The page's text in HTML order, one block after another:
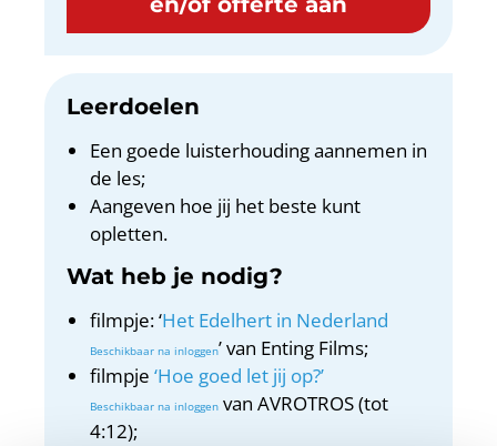
Leerdoelen
Een goede luisterhouding aannemen in
de les;
Aangeven hoe jij het beste kunt
opletten.
Wat heb je nodig?
filmpje: ‘Het Edelhert in Nederland
’ van Enting Films;
filmpje‘Hoe goed let jij op?’
van AVROTROS (tot
4:12);